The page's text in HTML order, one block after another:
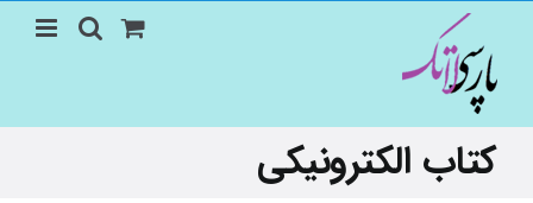
content
کتاب الکترونیکی